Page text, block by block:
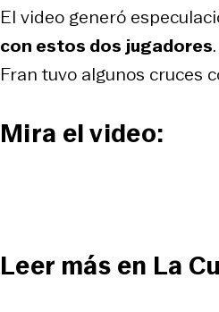
El video generó
con estos dos jugadores
Fran tuvo algunos cruces
Mira el video:
Leer más en La